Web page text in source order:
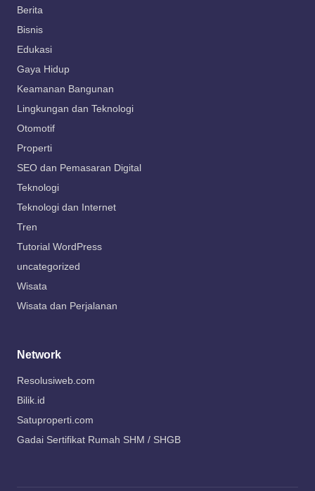
Berita
Bisnis
Edukasi
Gaya Hidup
Keamanan Bangunan
Lingkungan dan Teknologi
Otomotif
Properti
SEO dan Pemasaran Digital
Teknologi
Teknologi dan Internet
Tren
Tutorial WordPress
uncategorized
Wisata
Wisata dan Perjalanan
Network
Resolusiweb.com
Bilik.id
Satuproperti.com
Gadai Sertifikat Rumah SHM / SHGB